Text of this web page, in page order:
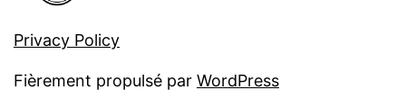
Privacy Policy
Fièrement propulsé par WordPress